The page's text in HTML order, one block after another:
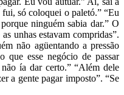
fui, só coloquei o paletó.” “Eu
ninguém sabia dar.” O
unhas estavam compridas”.
não agüentando a pressão
que esse negócio de passar
ía dar certo.” “Além dele
a gente pagar imposto”. “Se